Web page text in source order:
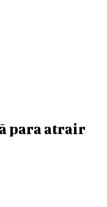
para atrair